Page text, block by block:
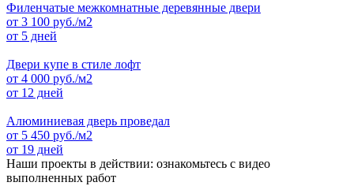
Филенчатые межкомнатные деревянные двери
от 3 100 руб./м2
от 5 дней
Двери купе в стиле лофт
от 4 000 руб./м2
от 12 дней
Алюминиевая дверь проведал
от 5 450 руб./м2
от 19 дней
Наши проекты в действии: ознакомьтесь с видео
выполненных работ